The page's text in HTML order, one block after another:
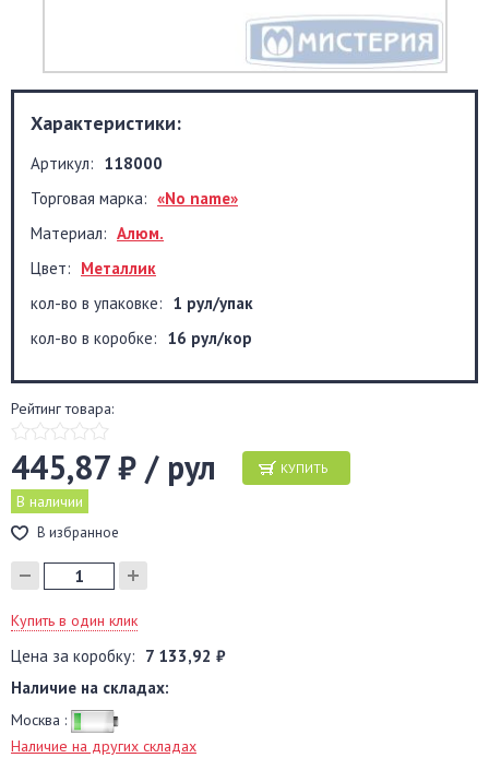
Характеристики:
Артикул: 118000
Торговая марка: «No name»
Материал: Алюм.
Цвет: Металлик
кол-во в упаковке: 1 рул/упак
кол-во в коробке: 16 рул/кор
Рейтинг товара:
445,87 ₽ / рул КУПИТЬ
В наличии
В избранное
Купить в один клик
Цена за коробку: 7 133,92 ₽
Наличие на складах:
Москва :
Наличие на других складах